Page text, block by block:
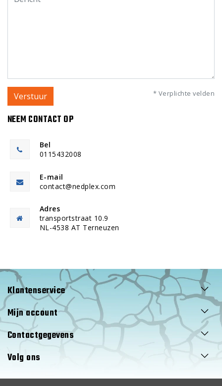
Verstuur * Verplichte velden
NEEM CONTACT OP
Bel
0115432008
E-mail
contact@nedplex.com
Adres
transportstraat 10.9
NL-4538 AT Terneuzen
Klantenservice
Mijn account
Contactgegevens
Volg ons